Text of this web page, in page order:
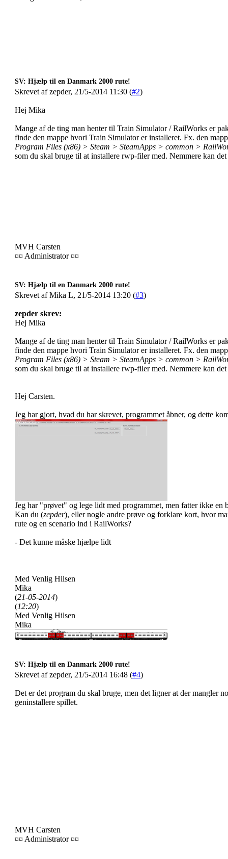
SV: Hjælp til en Danmark 2000 rute!
Skrevet af zepder, 21/5-2014 11:30 (#2)
Hej Mika
Mange af de ting man henter til Train Simulator / RailWorks er
finde den mappe hvori Train Simulator er installeret. Fx. den
Program Files (x86) > Steam > SteamApps > common >
som du skal bruge til at installere rwp-filer med. Nemmere kan
MVH Carsten
¤¤ Administrator ¤¤
SV: Hjælp til en Danmark 2000 rute!
Skrevet af Mika L, 21/5-2014 13:20 (#3)
zepder skrev:
Hej Mika
Mange af de ting man henter til Train Simulator / RailWorks er
finde den mappe hvori Train Simulator er installeret. Fx. den
Program Files (x86) > Steam > SteamApps > common >
som du skal bruge til at installere rwp-filer med. Nemmere kan
Hej Carsten.
Jeg har gjort, hvad du har skrevet, programmet åbner, og dette
Jeg har "prøvet" og lege lidt med programmet, men fatter ikke en
Kan du (zepder), eller nogle andre prøve og forklare kort, hvor
rute og en scenario ind i RailWorks?
- Det kunne måske hjælpe lidt
Med Venlig Hilsen
Mika
(21-05-2014)
(12:20)
Med Venlig Hilsen
Mika
SV: Hjælp til en Danmark 2000 rute!
Skrevet af zepder, 21/5-2014 16:48 (#4)
Det er det program du skal bruge, men det ligner at der mangler
geninstallere spillet.
MVH Carsten
¤¤ Administrator ¤¤